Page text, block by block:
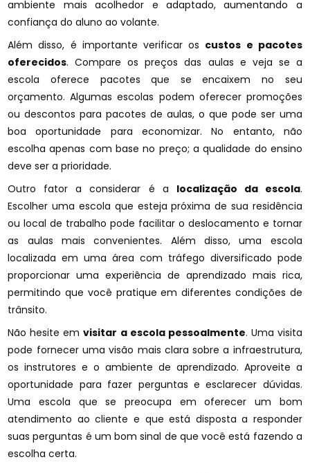
ambiente mais acolhedor e adaptado, aumentando a
confiança do aluno ao volante.
Além disso, é importante verificar os custos e pacotes
oferecidos. Compare os preços das aulas e veja se a
escola oferece pacotes que se encaixem no seu
orçamento. Algumas escolas podem oferecer promoções
ou descontos para pacotes de aulas, o que pode ser uma
boa oportunidade para economizar. No entanto, não
escolha apenas com base no preço; a qualidade do ensino
deve ser a prioridade.
Outro fator a considerar é a localização da escola.
Escolher uma escola que esteja próxima de sua residência
ou local de trabalho pode facilitar o deslocamento e tornar
as aulas mais convenientes. Além disso, uma escola
localizada em uma área com tráfego diversificado pode
proporcionar uma experiência de aprendizado mais rica,
permitindo que você pratique em diferentes condições de
trânsito.
Não hesite emvisitar a escola pessoalmente. Uma visita
pode fornecer uma visão mais clara sobre a infraestrutura,
os instrutores e o ambiente de aprendizado. Aproveite a
oportunidade para fazer perguntas e esclarecer dúvidas.
Uma escola que se preocupa em oferecer um bom
atendimento ao cliente e que está disposta a responder
suas perguntas é um bom sinal de que você está fazendo a
escolha certa.